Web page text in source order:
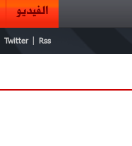
الفيديو
Twitter Rss